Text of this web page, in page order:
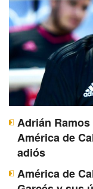
Adrián
América de
adiós
América de